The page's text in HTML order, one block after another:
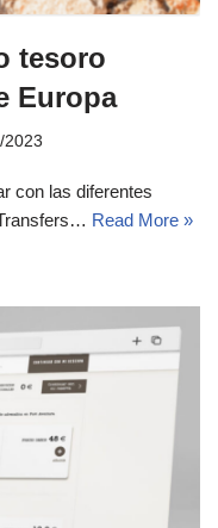
tesoro
Europa
2023
con las diferentes
Read More »